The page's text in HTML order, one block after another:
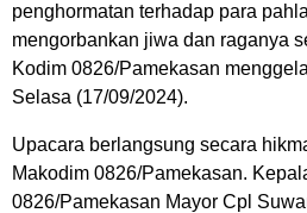
penghormatan terhadap para
mengorbankan jiwa dan raganya
Kodim 0826/Pamekasan
Selasa (17/09/2024).
Upacara berlangsung secara
Makodim 0826/Pamekasan.
0826/Pamekasan Mayor Cpl